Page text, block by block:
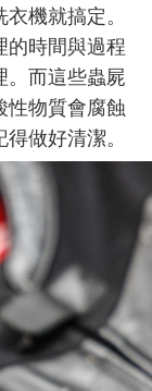
機就搞定。
的時間與過程
。而這些蟲屍
性物質會腐蝕
做好清潔。